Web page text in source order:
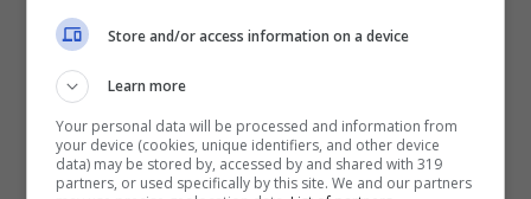
Store and/or access information on a device
Learn more
Your personal data will be processed and information from
your device (cookies, unique identifiers, and other device
data) may be stored by, accessed by and shared with 319
partners, or used specifically by this site. We and our partners